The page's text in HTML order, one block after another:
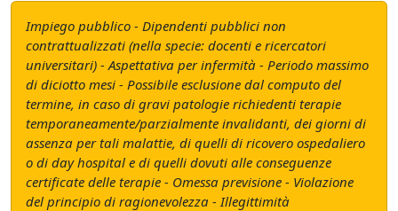
Impiego pubblico - Dipendenti pubblici non
contrattualizzati (nella specie: docenti e ricercatori
universitari) - Aspettativa per infermità - Periodo massimo
di diciotto mesi - Possibile esclusione dal computo del
termine, in caso di gravi patologie richiedenti terapie
temporaneamente/parzialmente invalidanti, dei giorni di
assenza per tali malattie, di quelli di ricovero ospedaliero
o di day hospital e di quelli dovuti alle conseguenze
certificate delle terapie - Omessa previsione - Violazione
del principio di ragionevolezza - Illegittimità